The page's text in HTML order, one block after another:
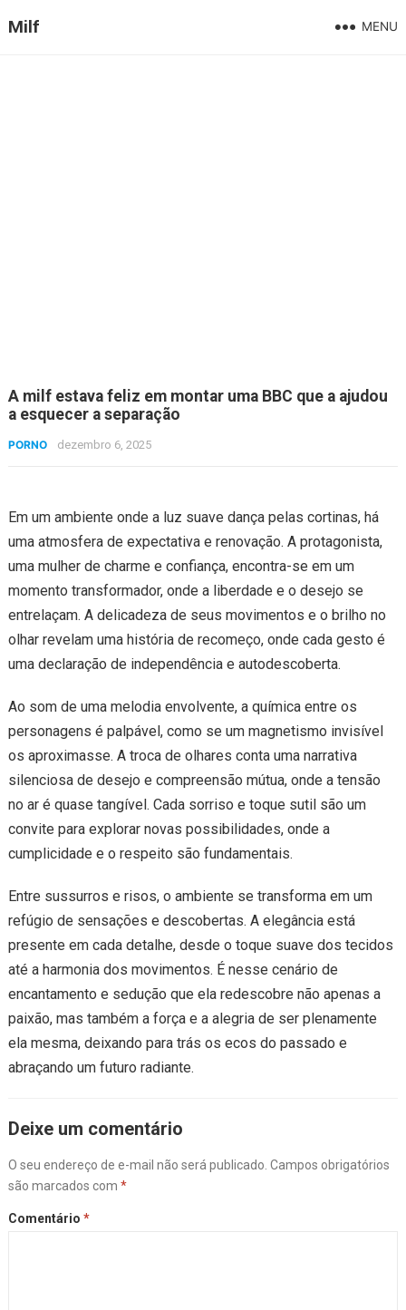
Milf MENU
A milf estava feliz em montar uma BBC que a ajudou
a esquecer a separação
PORNO dezembro 6, 2025
Em um ambiente onde a luz suave dança pelas cortinas, há
uma atmosfera de expectativa e renovação. A protagonista,
uma mulher de charme e confiança, encontra-se em um
momento transformador, onde a liberdade e o desejo se
entrelaçam. A delicadeza de seus movimentos e o brilho no
olhar revelam uma história de recomeço, onde cada gesto é
uma declaração de independência e autodescoberta.
Ao som de uma melodia envolvente, a química entre os
personagens é palpável, como se um magnetismo invisível
os aproximasse. A troca de olhares conta uma narrativa
silenciosa de desejo e compreensão mútua, onde a tensão
no ar é quase tangível. Cada sorriso e toque sutil são um
convite para explorar novas possibilidades, onde a
cumplicidade e o respeito são fundamentais.
Entre sussurros e risos, o ambiente se transforma em um
refúgio de sensações e descobertas. A elegância está
presente em cada detalhe, desde o toque suave dos tecidos
até a harmonia dos movimentos. É nesse cenário de
encantamento e sedução que ela redescobre não apenas a
paixão, mas também a força e a alegria de ser plenamente
ela mesma, deixando para trás os ecos do passado e
abraçando um futuro radiante.
Deixe um comentário
O seu endereço de e-mail não será publicado. Campos obrigatórios
são marcados com *
Comentário *